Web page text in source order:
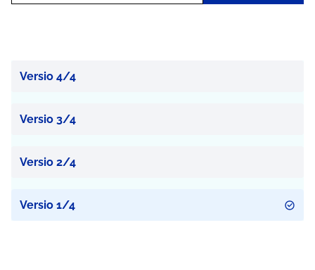
Versio 4/4
Versio 3/4
Versio 2/4
Versio 1/4